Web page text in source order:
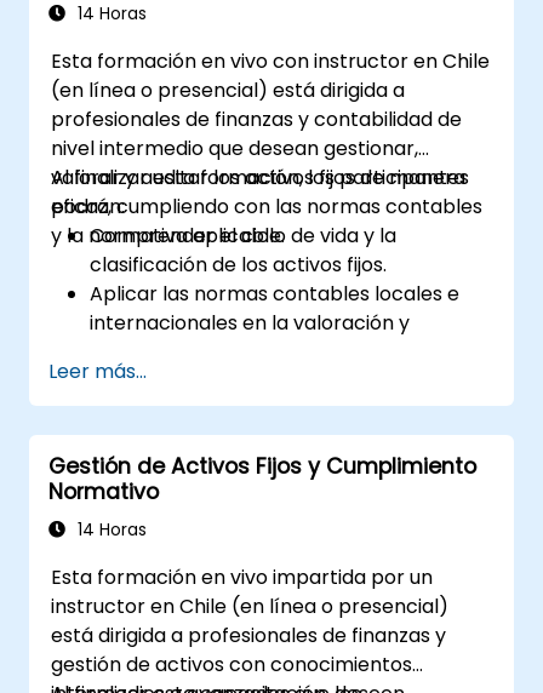
14 Horas
Esta formación en vivo con instructor en Chile
(en línea o presencial) está dirigida a
profesionales de finanzas y contabilidad de
nivel intermedio que desean gestionar,
valorar y auditar los activos fijos de manera
eficaz, cumpliendo con las normas contables
y la normativa aplicable.
Al finalizar esta formación, los participantes
podrán:
Comprender el ciclo de vida y la
clasificación de los activos fijos.
Aplicar las normas contables locales e
internacionales en la valoración y
Gestionar los activos fijos con controles,
herramientas y procedimientos
adecuados.
Cumplir con los marcos legales y
tributarios relevantes para la gestión de
activos y la presentación de informes.
Leer más...
Gestión de Activos Fijos y Cumplimiento
Normativo
14 Horas
Esta formación en vivo impartida por un
instructor en Chile (en línea o presencial)
está dirigida a profesionales de finanzas y
gestión de activos con conocimientos